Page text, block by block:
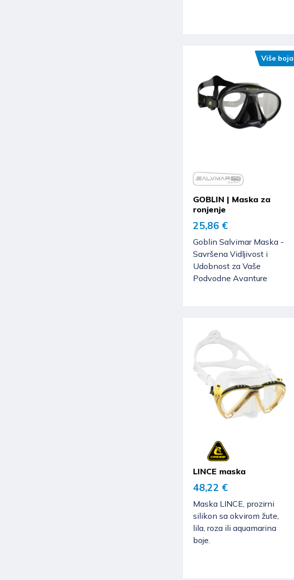
Više boja
GOBLIN | Maska za
ronjenje
25,86 €
Goblin Salvimar Maska -
Savršena Vidljivost i
Udobnost za Vaše
Podvodne Avanture
LINCE maska
48,22 €
Maska LINCE, prozirni
silikon sa okvirom žute,
lila, roza ili aquamarina
boje.